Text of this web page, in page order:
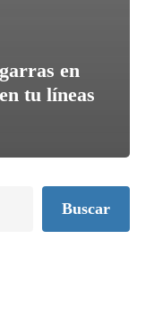
en
tu líneas
Buscar